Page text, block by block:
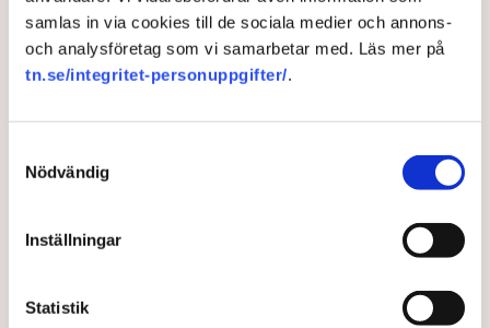
samlas in via cookies till de sociala medier och annons-
och analysföretag som vi samarbetar med. Läs mer på
tn.se/integritet-personuppgifter/.
Nödvändig
Inställningar
Statistik
kvartersmark. Allmän platsmark är till för allmänheten
och kan bara upplåtas för annan verksamhet, till
exempel en uteservering, under begränsad tid och får
och inglasning.
– Det har funnits konstruktioner runt uteserveringarna
som inte varit öppna och sådana är inte tillåtna på
Egebäck, enhetschef på driftstöd och service i
Förändringen från allmän platsmark till kvartersmark
medger att den kan hyras ut under längre tid och andra